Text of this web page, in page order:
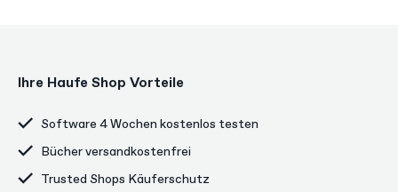
Ihre Haufe Shop Vorteile
Software 4 Wochen kostenlos testen
Bücher versandkostenfrei
Trusted Shops Käuferschutz